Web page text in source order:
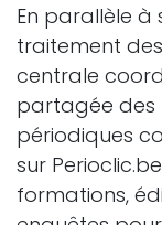
En parallèle à
traitement
centrale
partagée des
périodiques
sur
formations,